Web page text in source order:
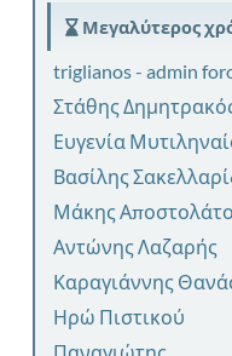
Μεγαλύτερος
triglianos - admin
Στάθης
Ευγενία
Βασίλης
Μάκης
Αντώνης Λαζαρής
Καραγιάννης
Ηρώ Πιστικού